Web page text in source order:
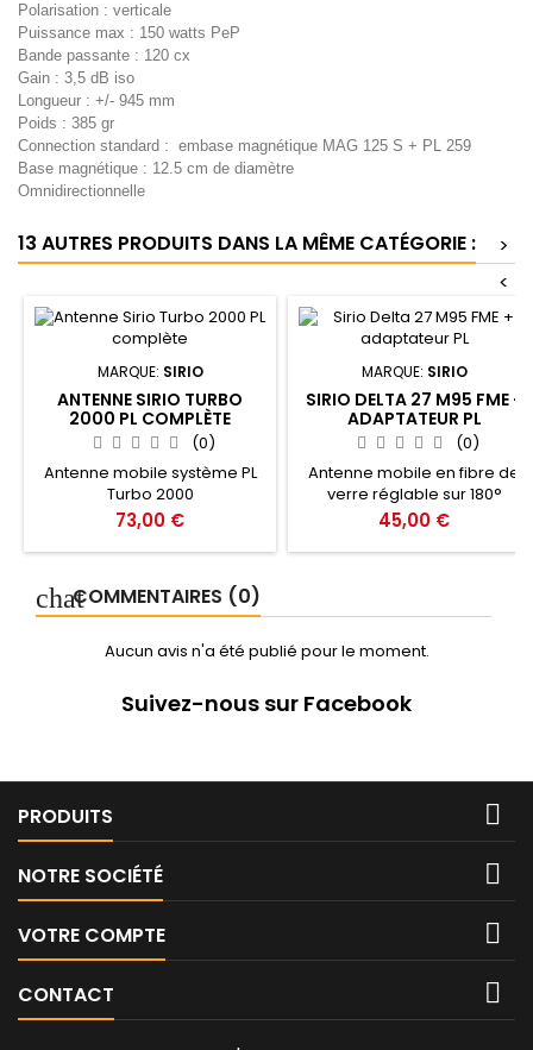
Polarisation : verticale
Puissance max : 150 watts PeP
Bande passante : 120 cx
Gain : 3,5 dB iso
Longueur : +/- 945 mm
Poids : 385 gr
Connection standard : embase magnétique MAG 125 S + PL 259
Base magnétique : 12.5 cm de diamètre
Omnidirectionnelle
13 AUTRES PRODUITS DANS LA MÊME CATÉGORIE :
>
<
MARQUE: SIRIO
ANTENNE SIRIO TURBO
2000 PL COMPLÈTE
(0)
Antenne mobile système PL
Turbo 2000
Prix
73,00 €
MARQUE: SIRIO
SIRIO DELTA 27 M95 FME +
ADAPTATEUR PL
(0)
Antenne mobile en fibre de
verre réglable sur 180°
Prix
45,00 €
COMMENTAIRES (0)
Aucun avis n'a été publié pour le moment.
Suivez-nous sur Facebook
PRODUITS 
NOTRE SOCIÉTÉ 
VOTRE COMPTE 
CONTACT 